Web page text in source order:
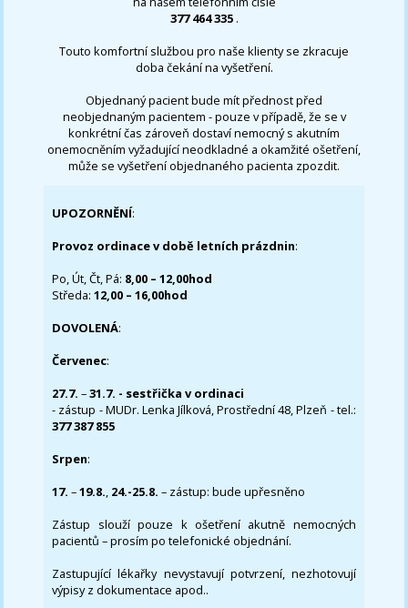
377 464 335 .
Touto komfortní službou pro naše klienty se zkracuje
doba čekání na vyšetření.
Objednaný pacient bude mít přednost před
neobjednaným pacientem - pouze v případě, že se v
konkrétní čas zároveň dostaví nemocný s akutním
onemocněním vyžadující neodkladné a okamžité ošetření,
může se vyšetření objednaného pacienta zpozdit.
UPOZORNĚNÍ:
Provoz ordinace v době letních prázdnin:
Po, Út, Čt, Pá: 8,00 – 12,00hod
Středa:12,00 – 16,00hod
DOVOLENÁ:
Červenec:
27.7.–31.7. - sestřička v ordinaci
- zástup - MUDr. Lenka Jílková, Prostřední 48, Plzeň - tel.:
377 387 855
Srpen:
17. –19.8., 24.-25.8. – zástup: bude upřesněno
Zástup slouží pouze k ošetření akutně nemocných
pacientů – prosím po telefonické objednání.
Zastupující lékařky nevystavují potvrzení, nezhotovují
výpisy z dokumentace apod..